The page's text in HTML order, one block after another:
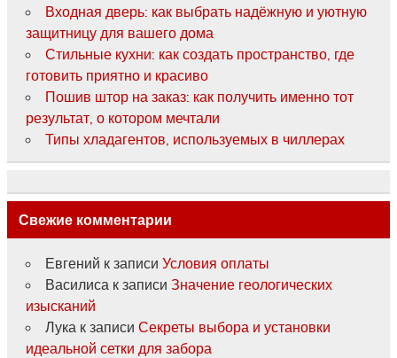
Входная дверь: как выбрать надёжную и уютную
защитницу для вашего дома
Стильные кухни: как создать пространство, где
готовить приятно и красиво
Пошив штор на заказ: как получить именно тот
результат, о котором мечтали
Типы хладагентов, используемых в чиллерах
Свежие комментарии
Евгений к записи Условия оплаты
Василиса к записи Значение геологических
изысканий
Лука к записи Секреты выбора и установки
идеальной сетки для забора